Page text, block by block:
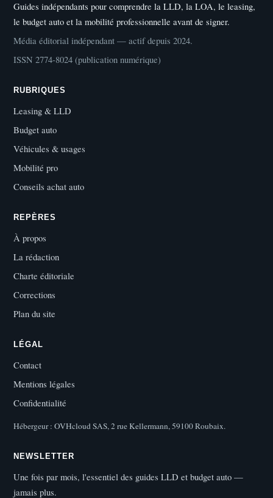
Guides indépendants pour comprendre la LLD, la LOA, le leasing,
le budget auto et la mobilité professionnelle avant de signer.
Média éditorial indépendant — actif depuis 2024.
ISSN 2774-8024 (publication numérique)
RUBRIQUES
Leasing & LLD
Budget auto
Véhicules & usages
Mobilité pro
Conseils achat auto
REPÈRES
À propos
La rédaction
Charte éditoriale
Corrections
Plan du site
LÉGAL
Contact
Mentions légales
Confidentialité
Hébergeur : OVHcloud SAS, 2 rue Kellermann, 59100 Roubaix.
NEWSLETTER
Une fois par mois, l'essentiel des guides LLD et budget auto —
jamais plus.